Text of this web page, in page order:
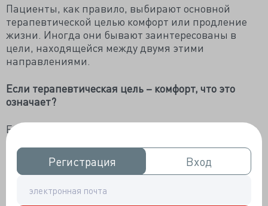
Регистрация
Регистрация Вход
Вход
Пациенты, как правило, выбирают основной
терапевтической целью комфорт или продление
жизни. Иногда они бывают заинтересованы в
цели, находящейся между двумя этими
направлениями.
Если терапевтическая цель – комфорт, что это
означает?
Если главной терапевтической целью выбран
комфорт, основное внимание уделяется
поддержанию максимально возможного удобства
пациента. Даже если это означает, что ему не
способные помочь продлить его жизнь. Люди,